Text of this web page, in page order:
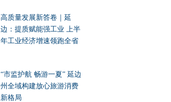
高质量发展新答卷｜延
边：提质赋能强工业 上半
年工业经济增速领跑全省
“市监护航 畅游一夏” 延边
州全域构建放心旅游消费
新格局